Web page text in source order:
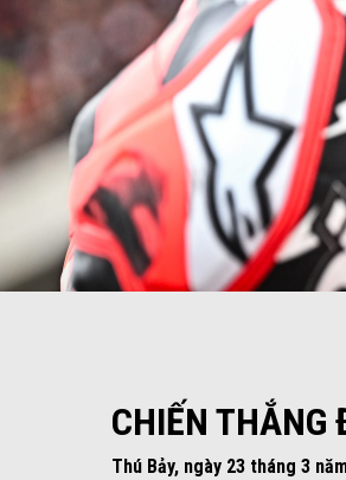
CHIẾN THẮNG
Thú Bảy, ngày 23 tháng 3